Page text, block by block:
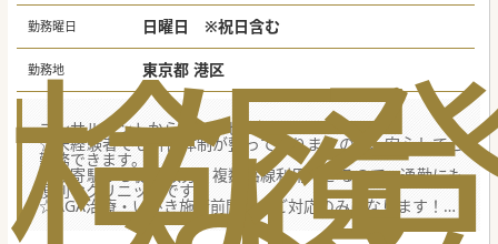
検
な
履
勤務曜日 日曜日 ※祝日含む
勤務地 東京都 港区
コンサルタントからのメッセージ
☆未経験者でも研修体制が整っておりますので、安心してご
勤務できます。
☆最寄駅から徒歩数分！複数路線利用できるので、通勤にも
便利なクリニックです。
☆AGA治療・いびき施術前問診のご対応のみになります！
☆診察は完全予約制を採用しており、残業もなく働きやすい